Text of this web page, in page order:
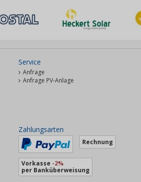
Service
Anfrage
Anfrage PV-Anlage
Zahlungsarten
Rechnung
Vorkasse -2%
per Banküberweisung